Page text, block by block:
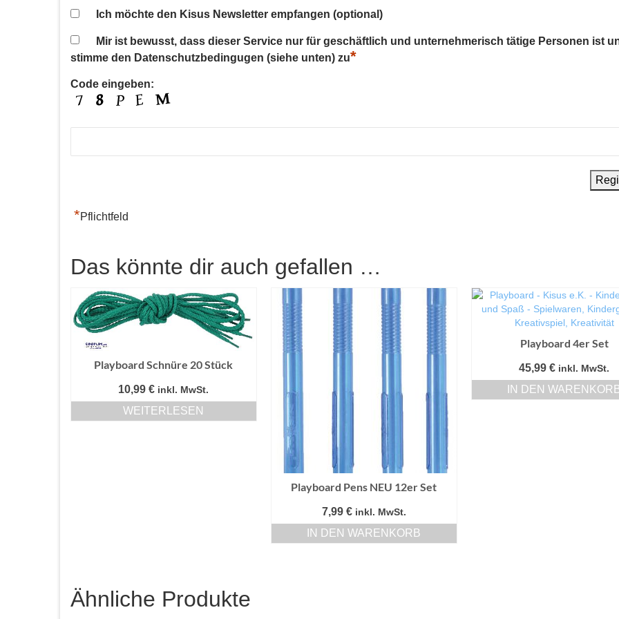
Ich möchte den Kisus Newsletter empfangen (optional)
Mir ist bewusst, dass dieser Service nur für geschäftlich und unternehmerisch tätige Personen ist
stimme den Datenschutzbedingugen (siehe unten) zu*
Code eingeben:
*Pflichtfeld
Das könnte dir auch gefallen …
Playboard Schnüre 20 Stück
10,99€ inkl. MwSt.
WEITERLESEN
Playboard Pens NEU 12er Set
7,99 € inkl. MwSt.
IN DEN WARENKORB
Playboard 4er Set
45,99€ inkl. MwSt.
IN DEN
Ähnliche Produkte